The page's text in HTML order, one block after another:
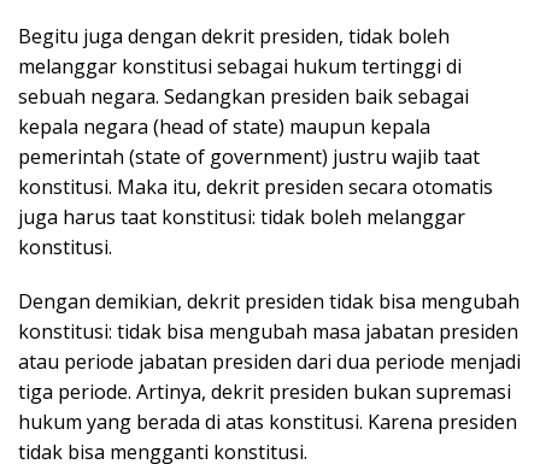
Begitu juga dengan dekrit presiden, tidak boleh
melanggar konstitusi sebagai hukum tertinggi di
sebuah negara. Sedangkan presiden baik sebagai
kepala negara (head of state) maupun kepala
pemerintah (state of government) justru wajib taat
konstitusi. Maka itu, dekrit presiden secara otomatis
juga harus taat konstitusi: tidak boleh melanggar
konstitusi.
Dengan demikian, dekrit presiden tidak bisa mengubah
konstitusi: tidak bisa mengubah masa jabatan presiden
atau periode jabatan presiden dari dua periode menjadi
tiga periode. Artinya, dekrit presiden bukan supremasi
hukum yang berada di atas konstitusi. Karena presiden
tidak bisa mengganti konstitusi.